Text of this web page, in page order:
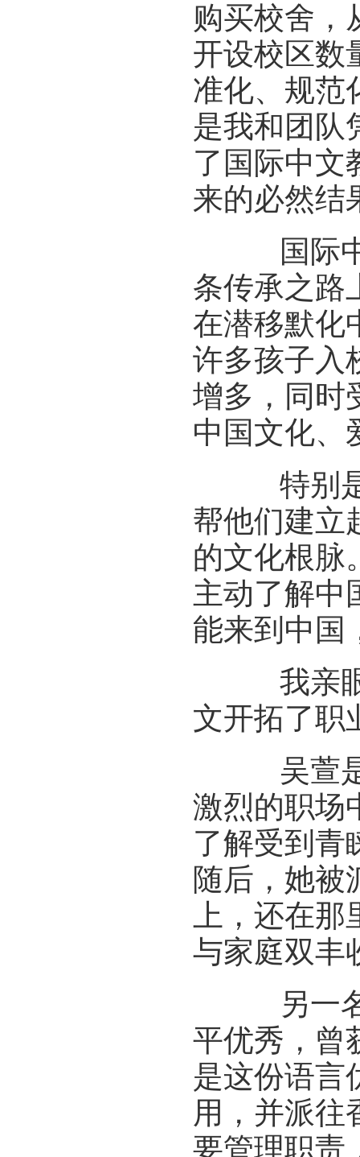
购买校舍，
开设校区
准化、规范
是我和团队
了国际中文
来的必然结
国际中
条传承之路
在潜移默化
许多孩子入
增多，同时
中国文化、
特别是
帮他们建立
的文化根脉
主动了解中
能来到中国
我亲眼
文开拓了
吴萱是
激烈的职场
了解受到青
随后，她被
上，还在
与家庭双丰
另一名
平优秀，曾
是这份语言
用，并派往
要管理职责